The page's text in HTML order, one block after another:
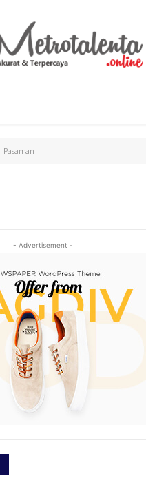
Pasaman
- Advertisement -